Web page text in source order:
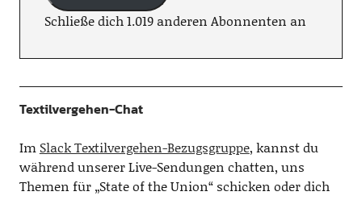
Schließe dich 1.019 anderen Abonnenten an
Textilvergehen-Chat
Im Slack Textilvergehen-Bezugsgruppe, kannst du
während unserer Live-Sendungen chatten, uns
Themen für „State of the Union“ schicken oder dich